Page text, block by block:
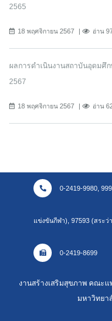
2565
18 พฤศจิกายน 2567 อ่าน
ผลการดำเนินงานสถาบันอุดม
2567
18 พฤศจิกายน 2567 อ่าน
0-2419-9980,
แข่งขันกีฬา), 97593 (สระว่
0-2419-8699
งานสร้างเสริมสุขภาพ คณะ
มหาวิทยา